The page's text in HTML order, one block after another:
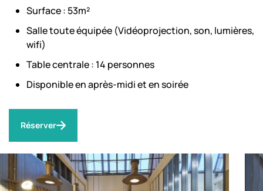
Nous sommes actuellement
fermés.
à 18:00.
À bientôt ! Consultez tous nos
d’ouvertures
Surface : 53m²
Salle toute équipée (Vidéoprojection, son, lumières,
wifi)
Table centrale : 14 personnes
Disponible en après-midi et en soirée
Réserver